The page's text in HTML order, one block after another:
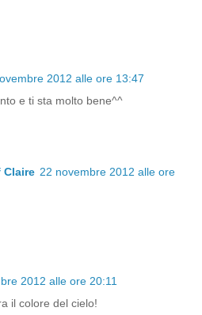
2012 alle ore 13:47
e ti sta molto bene^^
Claire 22 novembre 2012 alle ore
2012 alle ore 20:11
il colore del cielo!